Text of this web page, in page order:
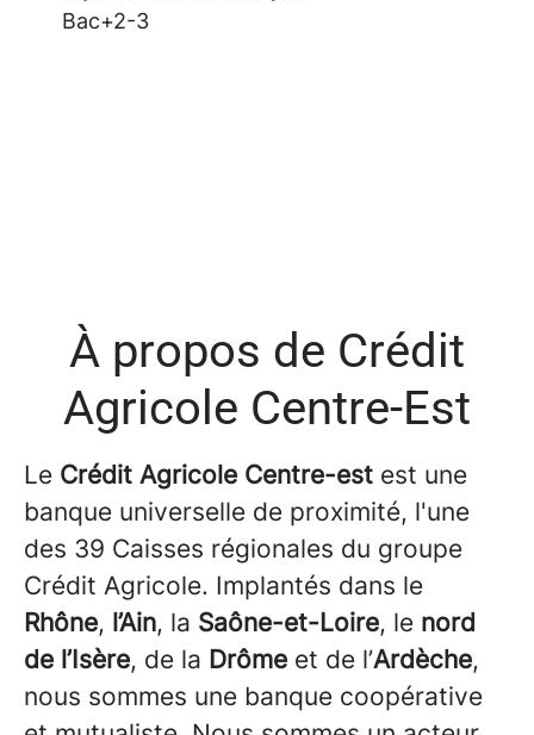
Bac+2-3
À propos de Crédit
Agricole Centre-Est
Le Crédit Agricole Centre-est est une
banque universelle de proximité, l'une
des 39 Caisses régionales du groupe
Crédit Agricole. Implantés dans le
Rhône, l’Ain, la Saône-et-Loire, le nord
de l’Isère, de la Drôme et de l’Ardèche,
nous sommes une banque coopérative